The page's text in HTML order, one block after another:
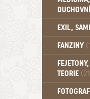
DUCHOVNÍ
EXIL,
FANZINY
TEORIE
Citáty,